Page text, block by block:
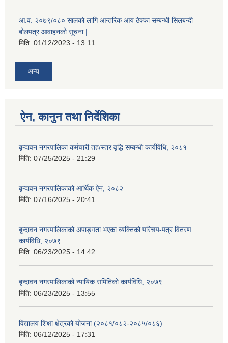
आ.व. २०७९/०८० सालको लागि आन्तरिक आय ठेक्का सम्बन्धी सिलबन्दी
बोलपत्र आवाहनको सूचना |
मिति: 01/12/2023 - 13:11
अन्य
ऐन, कानुन तथा निर्देशिका
बृन्दावन नगरपालिका कर्मचारी तह/स्तर वृद्धि सम्बन्धी कार्यविधि, २०८१
मिति: 07/25/2025 - 21:29
बृन्दावन नगरपालिकाको आर्थिक ऐन, २०८२
मिति: 07/16/2025 - 20:41
बृ्न्दावन नगरपालिकाको अपाङ्गता भएका व्यक्तिको परिचय-पत्र वितरण
कार्यविधि, २०७९
मिति: 06/23/2025 - 14:42
बृन्दावन नगरपालिकाको न्यायिक समितिको कार्यविधि, २०७९
मिति: 06/23/2025 - 13:55
विद्यालय शिक्षा क्षेत्रको योजना (२०८१/०८२-२०८५/०८६)
मिति: 06/12/2025 - 17:31